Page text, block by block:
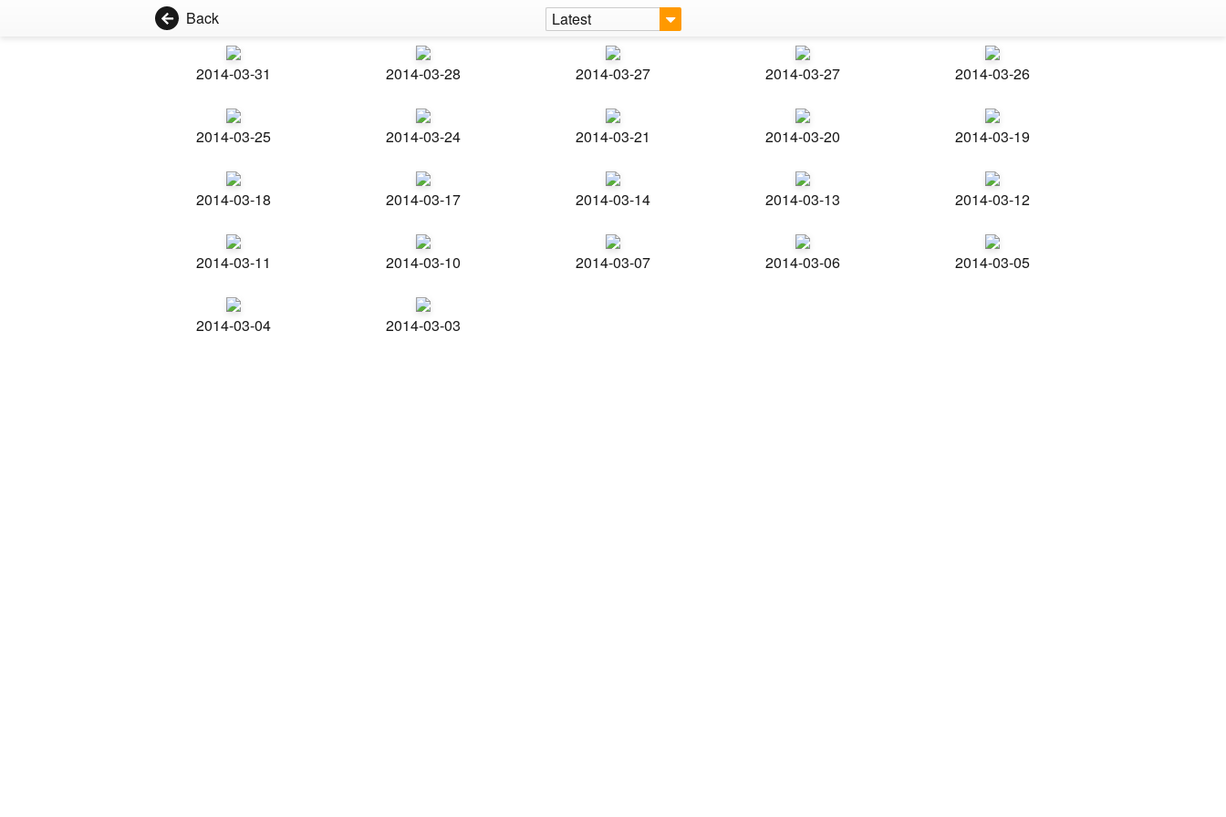
Back Latest
2014-03-31 2014-03-28 2014-03-27 2014-03-27 2014-03-26
2014-03-25 2014-03-24 2014-03-21 2014-03-20 2014-03-19
2014-03-18 2014-03-17 2014-03-14 2014-03-13 2014-03-12
2014-03-11 2014-03-10 2014-03-07 2014-03-06 2014-03-05
2014-03-04 2014-03-03